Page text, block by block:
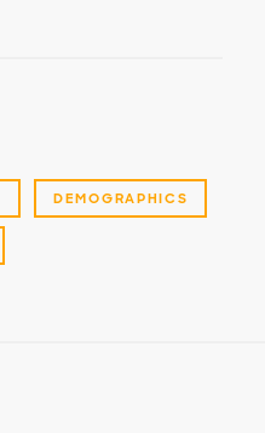
DEMOGRAPHICS